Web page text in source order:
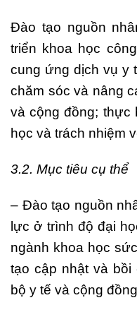
Đào tạo nguồn
triển khoa học
cung ứng dịch vụ y
chăm sóc và nâng
và cộng đồng; thực
học và trách nhiệm
3.2. Mục tiêu cụ thể
– Đào tạo nguồn
lực ở trình độ đại
ngành khoa học
tạo cập nhật và
bộ y tế và cộng